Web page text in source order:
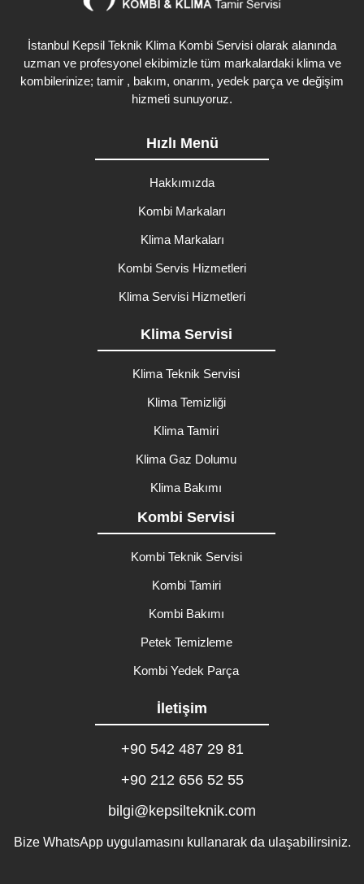
İstanbul Kepsil Teknik Klima Kombi Servisi olarak alanında
uzman ve profesyonel ekibimizle tüm markalardaki klima ve
kombilerinize; tamir , bakım, onarım, yedek parça ve değişim
hizmeti sunuyoruz.
Hızlı Menü
Hakkımızda
Kombi Markaları
Klima Markaları
Kombi Servis Hizmetleri
Klima Servisi Hizmetleri
Klima Servisi
Klima Teknik Servisi
Klima Temizliği
Klima Tamiri
Klima Gaz Dolumu
Klima Bakımı
Kombi Servisi
Kombi Teknik Servisi
Kombi Tamiri
Kombi Bakımı
Petek Temizleme
Kombi Yedek Parça
İletişim
+90 542 487 29 81
+90 212 656 52 55
bilgi@kepsilteknik.com
Bize WhatsApp uygulamasını kullanarak da ulaşabilirsiniz.